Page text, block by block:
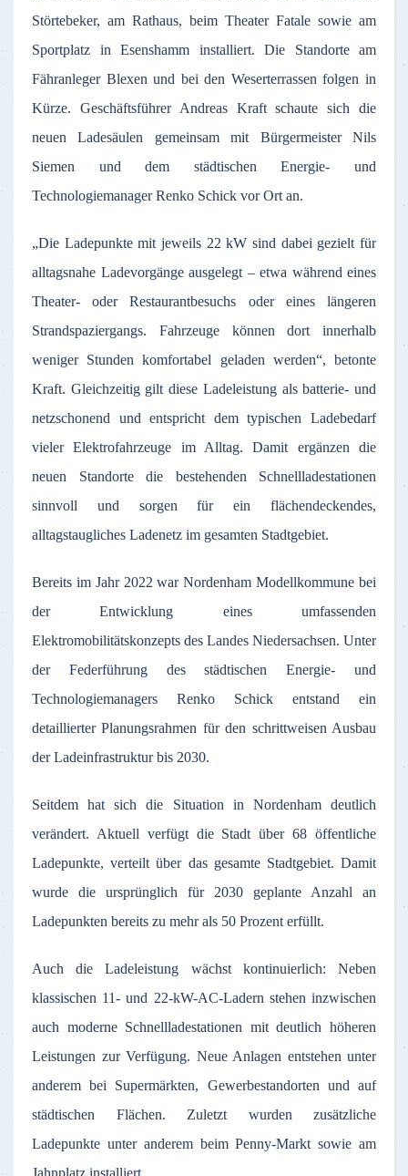
Störtebeker, am Rathaus, beim Theater Fatale sowie am
Sportplatz in Esenshamm installiert. Die Standorte am
Fähranleger Blexen und bei den Weserterrassen folgen in
Kürze. Geschäftsführer Andreas Kraft schaute sich die
neuen Ladesäulen gemeinsam mit Bürgermeister Nils
Siemen und dem städtischen Energie- und
Technologiemanager Renko Schick vor Ort an.
„Die Ladepunkte mit jeweils 22 kW sind dabei gezielt für
alltagsnahe Ladevorgänge ausgelegt – etwa während eines
Theater- oder Restaurantbesuchs oder eines längeren
Strandspaziergangs. Fahrzeuge können dort innerhalb
weniger Stunden komfortabel geladen werden“, betonte
Kraft. Gleichzeitig gilt diese Ladeleistung als batterie- und
netzschonend und entspricht dem typischen Ladebedarf
vieler Elektrofahrzeuge im Alltag. Damit ergänzen die
neuen Standorte die bestehenden Schnellladestationen
sinnvoll und sorgen für ein flächendeckendes,
alltagstaugliches Ladenetz im gesamten Stadtgebiet.
Bereits im Jahr 2022 war Nordenham Modellkommune bei
der Entwicklung eines umfassenden
Elektromobilitätskonzepts des Landes Niedersachsen. Unter
der Federführung des städtischen Energie- und
Technologiemanagers Renko Schick entstand ein
detaillierter Planungsrahmen für den schrittweisen Ausbau
der Ladeinfrastruktur bis 2030.
Seitdem hat sich die Situation in Nordenham deutlich
verändert. Aktuell verfügt die Stadt über 68 öffentliche
Ladepunkte, verteilt über das gesamte Stadtgebiet. Damit
wurde die ursprünglich für 2030 geplante Anzahl an
Ladepunkten bereits zu mehr als 50 Prozent erfüllt.
Auch die Ladeleistung wächst kontinuierlich: Neben
klassischen 11- und 22-kW-AC-Ladern stehen inzwischen
auch moderne Schnellladestationen mit deutlich höheren
Leistungen zur Verfügung. Neue Anlagen entstehen unter
anderem bei Supermärkten, Gewerbestandorten und auf
städtischen Flächen. Zuletzt wurden zusätzliche
Ladepunkte unter anderem beim Penny-Markt sowie am
Jahnplatz installiert.